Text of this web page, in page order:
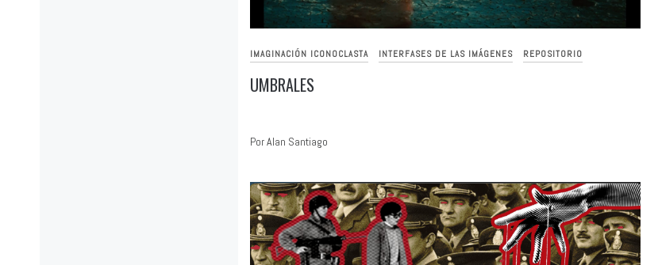
IMAGINACIÓN ICONOCLASTA INTERFASES DE LAS IMÁGENES REPOSITORIO
UMBRALES
Por Alan Santiago